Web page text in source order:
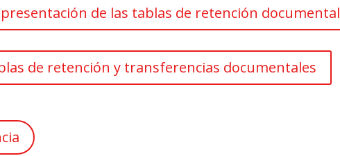
de las tablas de retención documental
de retención y transferencias documentales